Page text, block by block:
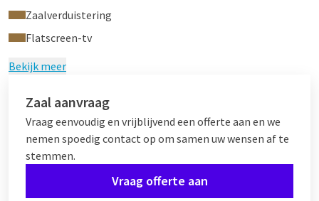
Zaalverduistering
Flatscreen-tv
Bekijk meer
Zaal aanvraag
Vraag eenvoudig en vrijblijvend een offerte aan en we
nemen spoedig contact op om samen uw wensen af te
stemmen.
Vraag offerte aan